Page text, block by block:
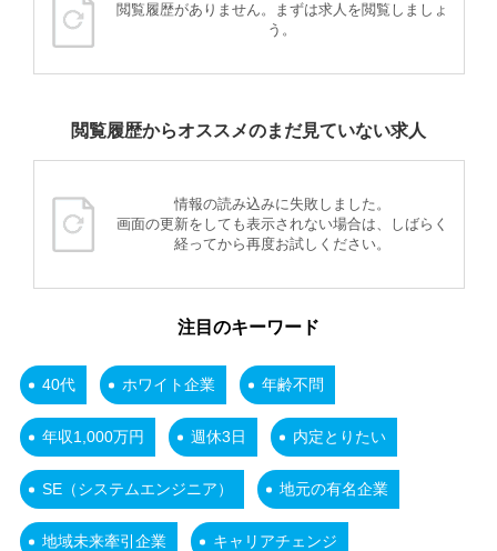
閲覧履歴がありません。まずは求人を閲覧しましょ
う。
閲覧履歴からオススメのまだ見ていない求人
情報の読み込みに失敗しました。
画面の更新をしても表示されない場合は、しばらく
経ってから再度お試しください。
注目のキーワード
40代 ホワイト企業 年齢不問
年収1,000万円 週休3日 内定とりたい
SE（システムエンジニア） 地元の有名企業
地域未来牽引企業 キャリアチェンジ